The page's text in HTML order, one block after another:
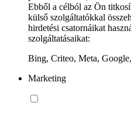
Ebből a célból az Ön
külső szolgáltatókkal
hirdetési csatornáikat
szolgáltatásaikat:
Bing, Criteo, Meta,
Marketing